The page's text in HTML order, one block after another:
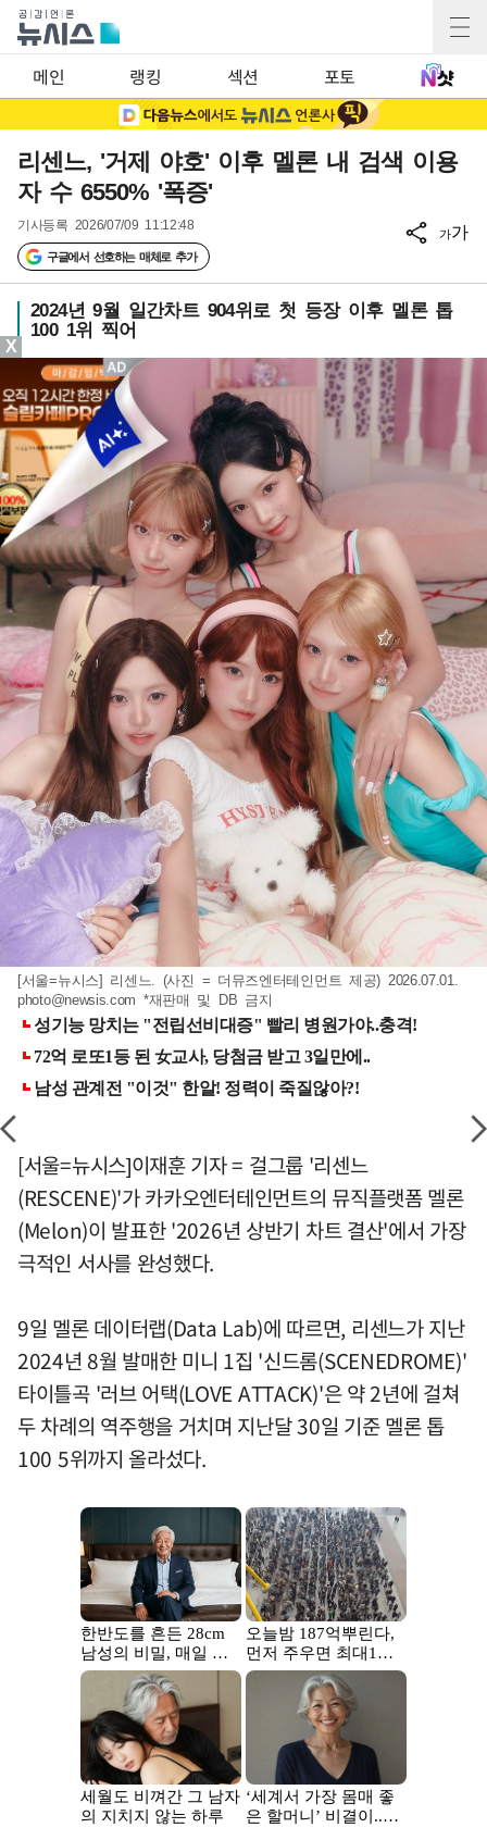
메인 랭킹 섹션 포토
리센느, '거제 야호' 이후 멜론 내 검색 이용
자 수 6550% '폭증'
기사등록 2026/07/09 11:12:48
구글에서 선호하는 매체로 추가
가가
2024년 9월 일간차트 904위로 첫 등장 이후 멜론 톱
100 1위 찍어
[서울=뉴시스] 리센느. (사진 = 더뮤즈엔터테인먼트 제공) 2026.07.01.
photo@newsis.com *재판매 및 DB 금지
[서울=뉴시스]이재훈 기자 = 걸그룹 '리센느
(RESCENE)'가 카카오엔터테인먼트의 뮤직플랫폼 멜론
(Melon)이 발표한 '2026년 상반기 차트 결산'에서 가장
극적인 서사를 완성했다.
9일 멜론 데이터랩(Data Lab)에 따르면, 리센느가 지난
2024년 8월 발매한 미니 1집 '신드롬(SCENEDROME)'
타이틀곡 '러브 어택(LOVE ATTACK)'은 약 2년에 걸쳐
두 차례의 역주행을 거치며 지난달 30일 기준 멜론 톱
100 5위까지 올라섰다.
X